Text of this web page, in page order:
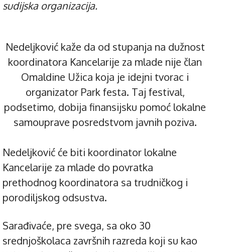
sudijska organizacija.
Nedeljković kaže da od stupanja na dužnost
koordinatora Kancelarije za mlade nije član
Omaldine Užica koja je idejni tvorac i
organizator Park festa. Taj festival,
podsetimo, dobija finansijsku pomoć lokalne
samouprave posredstvom javnih poziva.
Nedeljković će biti koordinator lokalne
Kancelarije za mlade do povratka
prethodnog koordinatora sa trudničkog i
porodiljskog odsustva.
Sarađivaće, pre svega, sa oko 30
srednjoškolaca završnih razreda koji su kao